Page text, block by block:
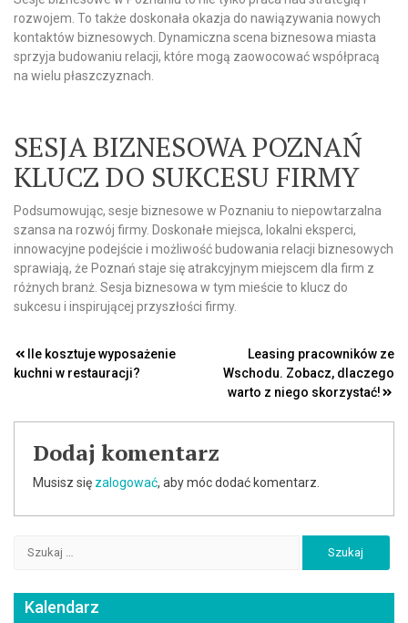
rozwojem. To także doskonała okazja do nawiązywania nowych
kontaktów biznesowych. Dynamiczna scena biznesowa miasta
sprzyja budowaniu relacji, które mogą zaowocować współpracą
na wielu płaszczyznach.
SESJA BIZNESOWA POZNAŃ
KLUCZ DO SUKCESU FIRMY
Podsumowując, sesje biznesowe w Poznaniu to niepowtarzalna
szansa na rozwój firmy. Doskonałe miejsca, lokalni eksperci,
innowacyjne podejście i możliwość budowania relacji biznesowych
sprawiają, że Poznań staje się atrakcyjnym miejscem dla firm z
różnych branż. Sesja biznesowa w tym mieście to klucz do
sukcesu i inspirującej przyszłości firmy.
Nawigacja
wpisu
Ile kosztuje wyposażenie
kuchni w restauracji?
Leasing pracowników ze
Wschodu. Zobacz, dlaczego
warto z niego skorzystać!
Dodaj komentarz
Musisz się zalogować, aby móc dodać komentarz.
Kalendarz